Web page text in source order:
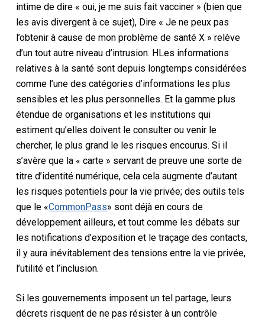
intime de dire « oui, je me suis fait vacciner » (bien que
les avis divergent à ce sujet), Dire « Je ne peux pas
l’obtenir à cause de mon problème de santé X » relève
d’un tout autre niveau d’intrusion. HLes informations
relatives à la santé sont depuis longtemps considérées
comme l’une des catégories d’informations les plus
sensibles et les plus personnelles. Et la gamme plus
étendue de organisations et les institutions qui
estiment qu’elles doivent le consulterou venir le
chercher, le plus grand le les risques encourus. Siil
s’avère que la « carte » servant de preuve une sorte de
titre d’identité numérique, cela cela augmente d’autant
les risques potentiels pour la vie privée; des outils tels
que le «CommonPass» sont déjà en cours de
développement ailleurs, et tout comme les débats sur
les notifications d’exposition et le traçage des contacts,
il y aura inévitablement des tensions entre la vie privée,
l’utilité etl’inclusion.
Si les gouvernements imposent un tel partage, leurs
décrets risquent de ne pas résister à un contrôle